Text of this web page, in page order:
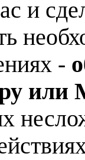
и
-
или